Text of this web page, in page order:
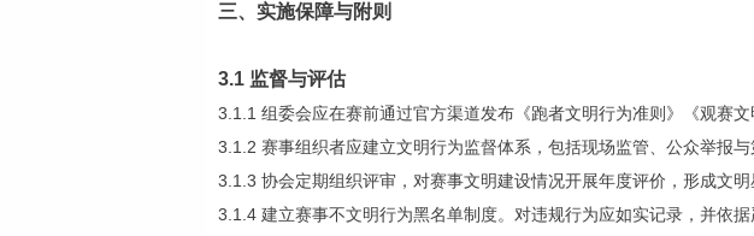
三、实施保障与附则
3.1 监督与评估
3.1.1 组委会应在赛前通过官方渠道发布《跑者文明行为准则》《观赛文
3.1.2 赛事组织者应建立文明行为监督体系，包括现场监管、公众举报与
3.1.3 协会定期组织评审，对赛事文明建设情况开展年度评价，形成文明
3.1.4 建立赛事不文明行为黑名单制度。对违规行为应如实记录，并依据